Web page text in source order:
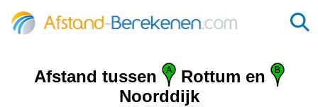
Afstand tussen
Rottum en
Noorddijk